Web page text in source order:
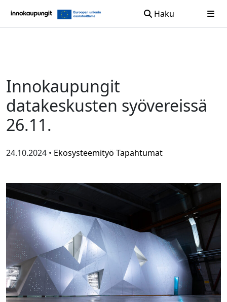
Haku
Innokaupungit
datakeskusten syövereissä
26.11.
24.10.2024 • Ekosysteemityö Tapahtumat